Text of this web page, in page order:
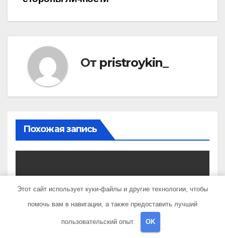
От pristroykin_
Похожая запись
UNCATEGORISED
Наталья Рудова — жизнь и
творчество актрисы,
популярные фильмы и
Этот сайт использует куки-файлы и другие технологии, чтобы
помочь вам в навигации, а также предоставить лучший
пользовательский опыт. OK